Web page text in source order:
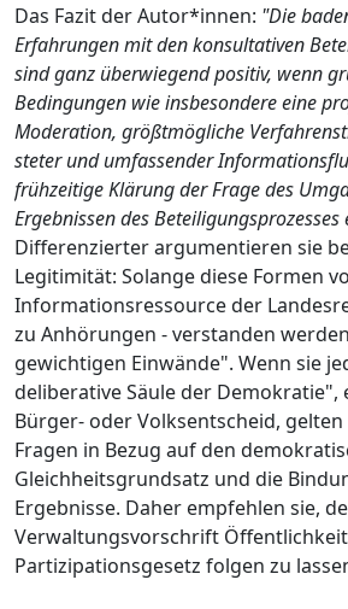
Das Fazit der Autor*innen: "Die
Erfahrungen mit den konsultativen
sind ganz überwiegend positiv, wenn
Bedingungen wie insbesondere eine
Moderation, größtmögliche
steter und umfassender
frühzeitige Klärung der Frage des
Ergebnissen des
Differenzierter argumentieren sie
Legitimität: Solange diese Formen
Informationsressource der
zu Anhörungen - verstanden
gewichtigen Einwände". Wenn sie
deliberative Säule der
Bürger- oder Volksentscheid,
Fragen in Bezug auf den
Gleichheitsgrundsatz und die
Ergebnisse. Daher empfehlen sie,
Verwaltungsvorschrift
Partizipationsgesetz folgen zu